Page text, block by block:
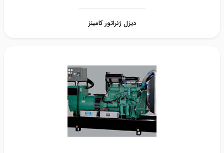
دیزل ژنراتور کامینز